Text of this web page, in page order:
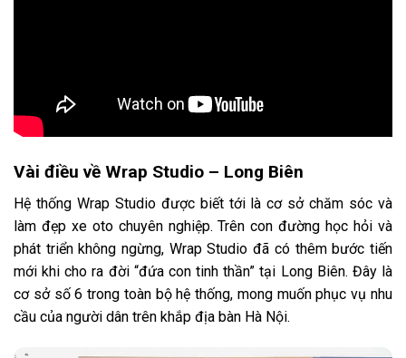
Vài điều về Wrap Studio – Long Biên
Hệ thống Wrap Studio được biết tới là cơ sở chăm sóc và
làm đẹp xe oto chuyên nghiệp. Trên con đường học hỏi và
phát triển không ngừng, Wrap Studio đã có thêm bước tiến
mới khi cho ra đời “đứa con tinh thần” tại Long Biên. Đây là
cơ sở số 6 trong toàn bộ hệ thống, mong muốn phục vụ nhu
cầu của người dân trên khắp địa bàn Hà Nội.